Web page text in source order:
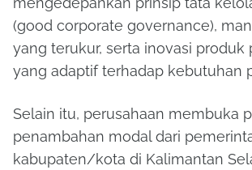
(good corporate governance),
yang terukur, serta inovasi produk
yang adaptif terhadap kebutuhan
Selain itu, perusahaan membuka
penambahan modal dari
kabupaten/kota di Kalimantan